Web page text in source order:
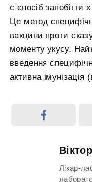
є спосіб запобігти
Це метод
вакцини проти
моменту укусу.
введення
активна імунізація
Лікар-